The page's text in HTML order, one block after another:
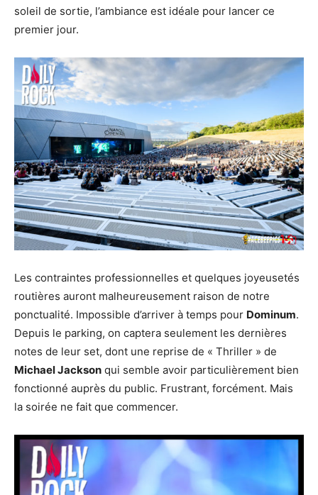
soleil de sortie, l’ambiance est idéale pour lancer ce
premier jour.
Les contraintes professionnelles et quelques joyeusetés
routières auront malheureusement raison de notre
ponctualité. Impossible d’arriver à temps pour Dominum.
Depuis le parking, on captera seulement les dernières
notes de leur set, dont une reprise de « Thriller » de
Michael Jackson qui semble avoir particulièrement bien
fonctionné auprès du public. Frustrant, forcément. Mais
la soirée ne fait que commencer.